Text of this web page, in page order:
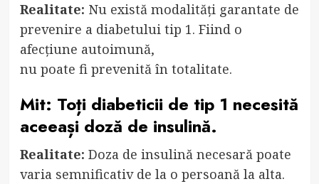
Realitate: Nu există modalități garantate de
prevenire a diabetului tip 1. Fiind o
afecțiune autoimună,
nu poate fi prevenită în totalitate.
Mit: Toți diabeticii de tip 1 necesită
aceeași doză de insulină.
Realitate: Doza de insulină necesară poate
varia semnificativ de la o persoană la alta.